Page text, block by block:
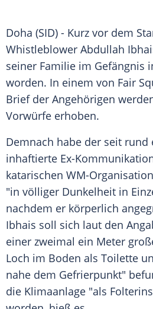
Doha (SID) - Kurz vor dem
Whistleblower Abdullah
seiner Familie im Gefängnis
worden. In einem von Fair
Brief der Angehörigen
Vorwürfe erhoben.
Demnach habe der seit rund
inhaftierte Ex-
katarischen WM-
"in völliger Dunkelheit in
nachdem er körperlich
Ibhais soll sich laut den
einer zweimal ein Meter
Loch im Boden als Toilette
nahe dem Gefrierpunkt"
die Klimaanlage "als